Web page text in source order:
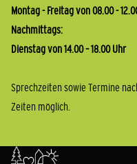
Montag - Freitag von 08.00 -
Nachmittags:
Dienstag von 14.00 – 18.00 Uhr
Sprechzeiten sowie Termine
Zeiten möglich.